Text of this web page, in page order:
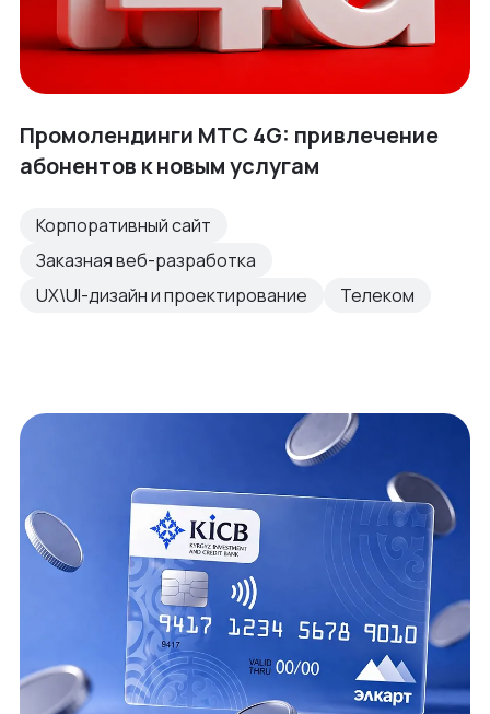
Промолендинги МТС 4G: привлечение
абонентов к новым услугам
Корпоративный сайт
Заказная веб-разработка
UX\UI-дизайн и проектирование
Телеком